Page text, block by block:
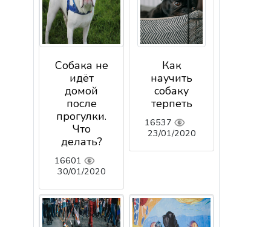
Собака не
идёт
домой
после
прогулки.
Что
делать?
16601
30/01/2020
Как
научить
собаку
терпеть
16537
23/01/2020